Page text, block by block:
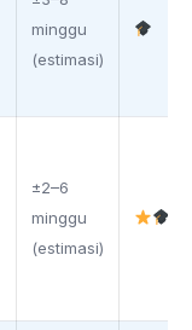
minggu
(estimasi)
±2–6
minggu
(estimasi)